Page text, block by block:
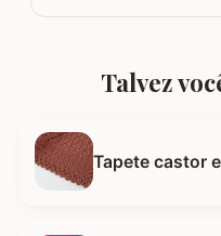
Talvez
Tapete castor